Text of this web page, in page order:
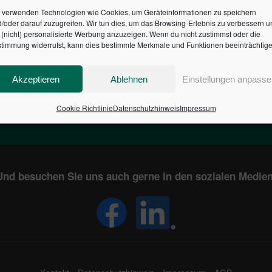
verwenden Technologien wie Cookies, um Geräteinformationen zu speichern
oder darauf zuzugreifen. Wir tun dies, um das Browsing-Erlebnis zu verbessern
personalisierte Werbung anzuzeigen. Wenn du nicht zustimmst oder die
widerrufst, kann dies bestimmte Merkmale und Funktionen
Akzeptieren Ablehnen Einstellungen
Cookie RichtlinieDatenschutzhinweisImpressum
DES BUNDES DER
€
IN DEUTSCHLAND
besuchen Sie uns auch gerne in den sozialen